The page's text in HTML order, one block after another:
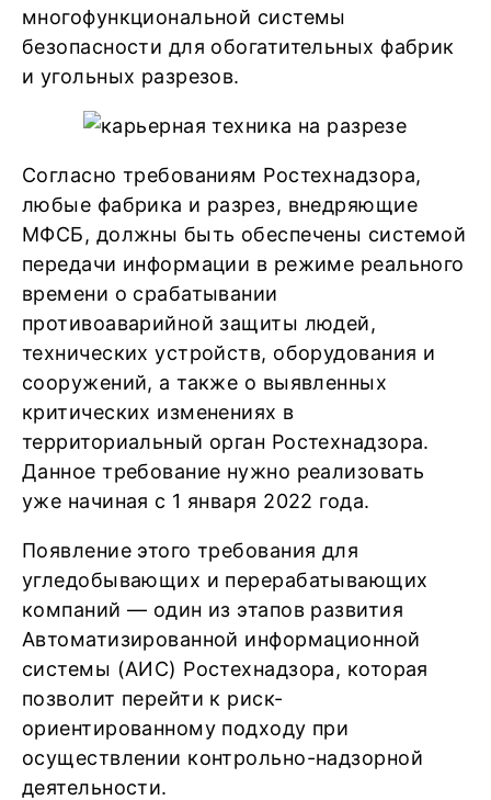
многофункциональной системы
безопасности для обогатительных фабрик
и угольных разрезов.
Согласно требованиям Ростехнадзора,
любые фабрика и разрез, внедряющие
МФСБ, должны быть обеспечены системой
передачи информации в режиме реального
времени о срабатывании
противоаварийной защиты людей,
технических устройств, оборудования и
сооружений, а также о выявленных
критических изменениях в
территориальный орган Ростехнадзора.
Данное требование нужно реализовать
уже начиная с 1 января 2022 года.
Появление этого требования для
угледобывающих и перерабатывающих
компаний — один из этапов развития
Автоматизированной информационной
системы (АИС) Ростехнадзора, которая
позволит перейти к риск-
ориентированному подходу при
осуществлении контрольно-надзорной
деятельности.